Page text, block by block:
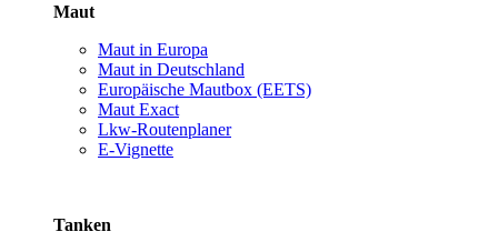
Maut
Maut in Europa
Maut in Deutschland
Europäische Mautbox (EETS)
Maut Exact
Lkw-Routenplaner
E-Vignette
Tanken